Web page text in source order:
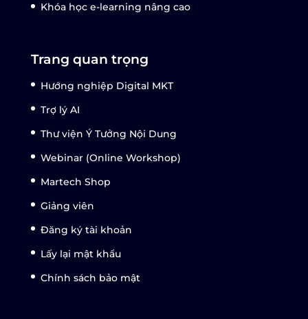
Khóa học e-learning nâng cao
Trang quan trọng
Hướng nghiệp Digital MKT
Trợ lý AI
Thư viện Ý Tưởng Nội Dung
Webinar (Online Workshop)
Martech Shop
Giảng viên
Đăng ký tài khoản
Lấy lại mật khẩu
Chính sách bảo mật